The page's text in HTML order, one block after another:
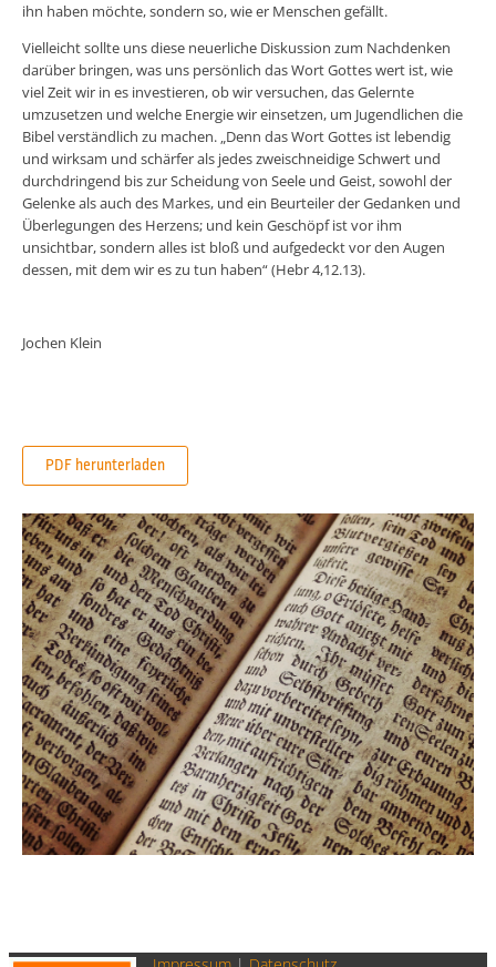
ihn haben möchte, sondern so, wie er Menschen gefällt.
Vielleicht sollte uns diese neuerliche Diskussion zum Nachdenken
darüber bringen, was uns persönlich das Wort Gottes wert ist, wie
viel Zeit wir in es investieren, ob wir versuchen, das Gelernte
umzusetzen und welche Energie wir einsetzen, um Jugendlichen die
Bibel verständlich zu machen. „Denn das Wort Gottes ist lebendig
und wirksam und schärfer als jedes zweischneidige Schwert und
durchdringend bis zur Scheidung von Seele und Geist, sowohl der
Gelenke als auch des Markes, und ein Beurteiler der Gedanken und
Überlegungen des Herzens; und kein Geschöpf ist vor ihm
unsichtbar, sondern alles ist bloß und aufgedeckt vor den Augen
dessen, mit dem wir es zu tun haben“ (Hebr 4,12.13).
Jochen Klein
PDF herunterladen